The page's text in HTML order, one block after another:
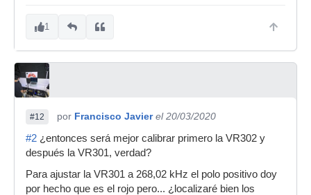
1
#12 por Francisco Javier el 20/03/2020
#2 ¿entonces será mejor calibrar primero la VR302 y
después la VR301, verdad?
Para ajustar la VR301 a 268,02 kHz el polo positivo doy
por hecho que es el rojo pero... ¿localizaré bien los